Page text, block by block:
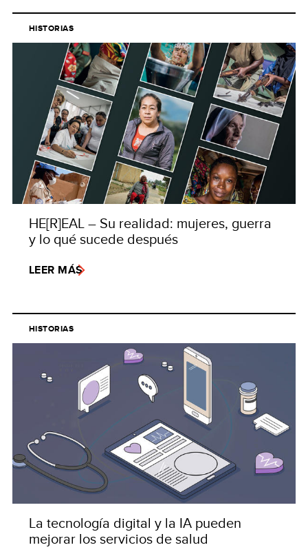
HISTORIAS
HE[R]EAL – Su realidad: mujeres, guerra
y lo qué sucede después
LEER MÁS
HISTORIAS
La tecnología digital y la IA pueden
mejorar los servicios de salud